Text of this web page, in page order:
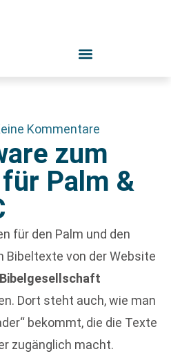
Kommentare
zum
Palm &
für den Palm und den
Bibeltexte von der Website
Dort steht auch, wie man
bekommt, die die Texte
zugänglich macht.